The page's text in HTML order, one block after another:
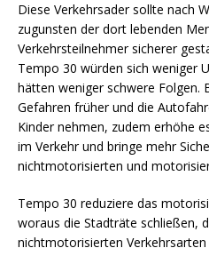
Diese Verkehrsader sollte nach
zugunsten der dort lebenden
Verkehrsteilnehmer sicherer
Tempo 30 würden sich weniger
hätten weniger schwere Folgen.
Gefahren früher und die
Kinder nehmen, zudem erhöhe
im Verkehr und bringe mehr
nichtmotorisierten und
Tempo 30 reduziere das
woraus die Stadträte schließen,
nichtmotorisierten